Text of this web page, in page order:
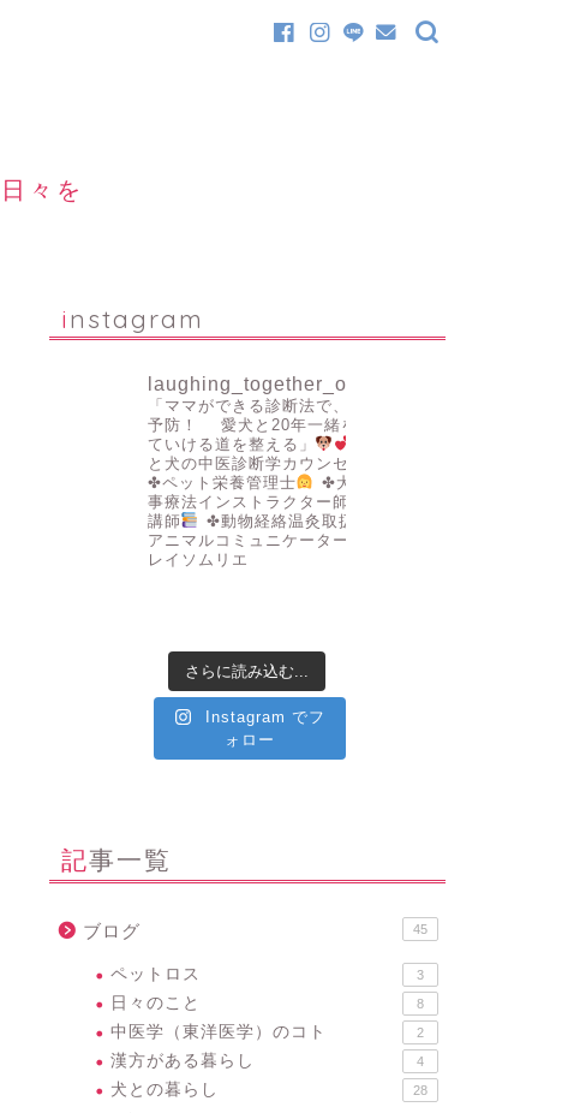
々を
instagram
laughing_together_official
「ママができる診断法で、病気を
予防！
愛犬と20年一緒を叶え
ていける道を整える」
と犬の中医診断学カウンセラー
✤ペット栄養管理士
✤犬の食
事療法インストラクター師範認定
講師
✤動物経絡温灸取扱者
アニマルコミュニケーター
レイソムリエ
さらに読み込む...
Instagram でフ
ォロー
記事一覧
ブログ 45
ペットロス 3
日々のこと 8
中医学（東洋医学）のコト 2
漢方がある暮らし 4
犬との暮らし 28